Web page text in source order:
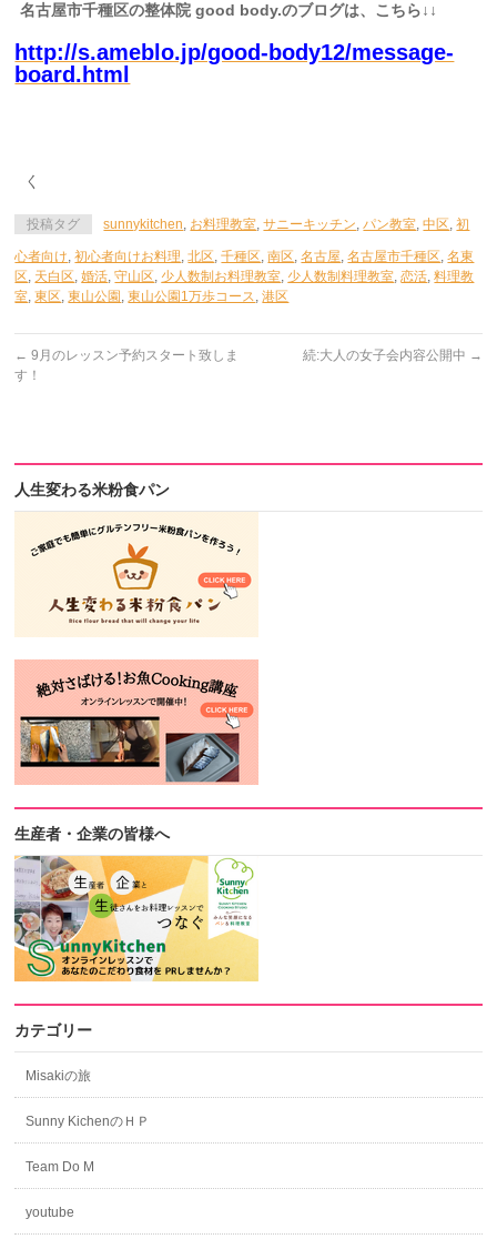
名古屋市千種区の整体院 good body.のブログは、こちら↓↓
http://s.ameblo.jp/good-body12/message-
board.html
く
投稿タグ sunnykitchen, お料理教室,サニーキッチン,パン教室,中区,初
心者向け,初心者向けお料理,北区,千種区,南区,名古屋,名古屋市千種区,名東
区, 天白区,婚活,守山区, 少人数制お料理教室, 少人数制料理教室,恋活,料理教
室,東区,東山公園 ,東山公園1万歩コース,港区
← 9月のレッスン予約スタート致しま
す！
続:大人の女子会内容公開中 →
人生変わる米粉食パン
生産者・企業の皆様へ
カテゴリー
Misakiの旅
Sunny KichenのＨＰ
Team Do M
youtube